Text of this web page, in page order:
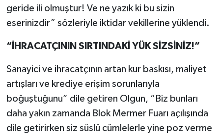
geride ili olmuştur! Ve ne yazık ki bu sizin
eserinizdir” sözleriyle iktidar vekillerine yüklendi.
“İHRACATÇININ SIRTINDAKİ YÜK SİZSİNİZ!”
Sanayici ve ihracatçının artan kur baskısı, maliyet
artışları ve krediye erişim sorunlarıyla
boğuştuğunu” dile getiren Olgun, “Biz bunları
daha yakın zamanda Blok Mermer Fuarı açılışında
dile getirirken siz süslü cümlelerle yine poz verme